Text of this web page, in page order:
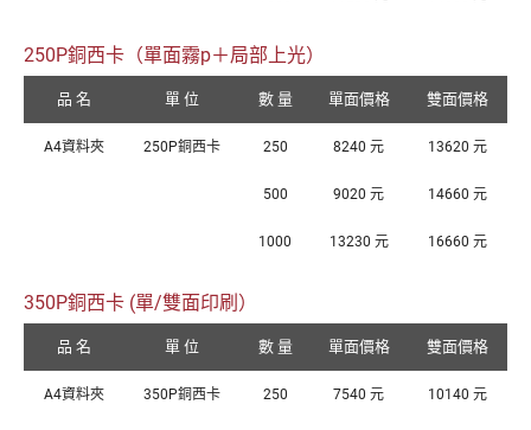
250P銅西卡（單面霧p＋局部上光）
品 名 單 位 數 量 單面價格 雙面價格
A4資料夾 250P銅西卡 250 8240 元 13620 元
500 9020 元 14660 元
1000 13230 元 16660 元
350P銅西卡 (單/雙面印刷）
品 名 單 位 數 量 單面價格 雙面價格
A4資料夾 350P銅西卡 250 7540 元 10140 元